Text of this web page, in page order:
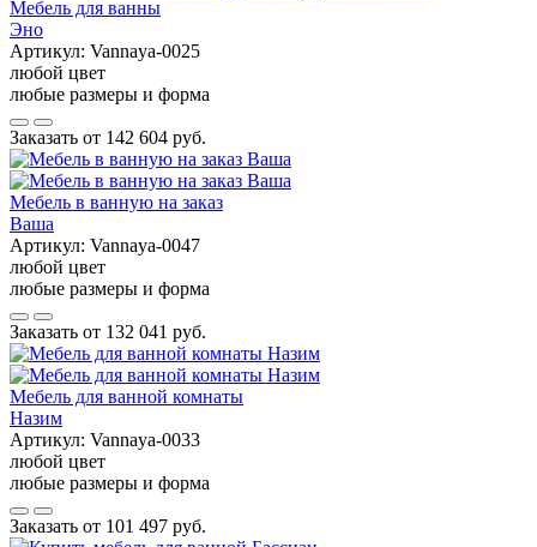
Мебель для ванны
Эно
Артикул: Vannaya-0025
любой цвет
любые размеры и форма
Заказать от 142 604 руб.
Мебель в ванную на заказ
Ваша
Артикул: Vannaya-0047
любой цвет
любые размеры и форма
Заказать от 132 041 руб.
Мебель для ванной комнаты
Назим
Артикул: Vannaya-0033
любой цвет
любые размеры и форма
Заказать от 101 497 руб.